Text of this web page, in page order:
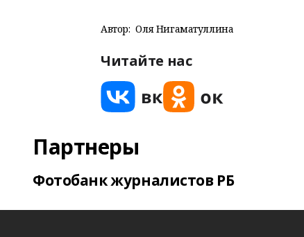
Автор: Оля Нигаматуллина
Читайте нас
Партнеры
Фотобанк журналистов РБ